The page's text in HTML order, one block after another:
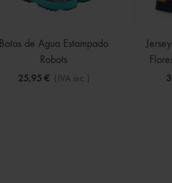
Botas de Agua Estampado
Robots
25,95 € (IVA inc.)